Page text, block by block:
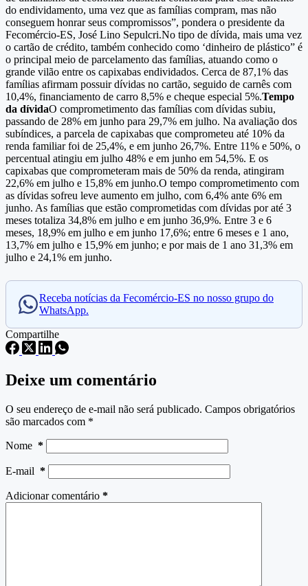
do endividamento, uma vez que as famílias compram, mas não
conseguem honrar seus compromissos”, pondera o presidente da
Fecomércio-ES, José Lino Sepulcri.No tipo de dívida, mais uma vez
o cartão de crédito, também conhecido como ‘dinheiro de plástico” é
o principal meio de parcelamento das famílias, atuando como o
grande vilão entre os capixabas endividados. Cerca de 87,1% das
famílias afirmam possuir dívidas no cartão, seguido de carnês com
10,4%, financiamento de carro 8,5% e cheque especial 5%.Tempo
da dívidaO comprometimento das famílias com dívidas subiu,
passando de 28% em junho para 29,7% em julho. Na avaliação dos
subíndices, a parcela de capixabas que comprometeu até 10% da
renda familiar foi de 25,4%, e em junho 26,7%. Entre 11% e 50%, o
percentual atingiu em julho 48% e em junho em 54,5%. E os
capixabas que comprometeram mais de 50% da renda, atingiram
22,6% em julho e 15,8% em junho.O tempo comprometimento com
as dívidas sofreu leve aumento em julho, com 6,4% ante 6% em
junho. As famílias que estão comprometidas com dívidas por até 3
meses totaliza 34,8% em julho e em junho 36,9%. Entre 3 e 6
meses, 18,9% em julho e em junho 17,6%; entre 6 meses e 1 ano,
13,7% em julho e 15,9% em junho; e por mais de 1 ano 31,3% em
julho e 24,1% em junho.
Receba notícias da Fecomércio-ES no nosso grupo do
WhatsApp.
Compartilhe
Deixe um comentário
O seu endereço de e-mail não será publicado. Campos obrigatórios
são marcados com *
Nome *
E-mail *
Adicionar comentário *